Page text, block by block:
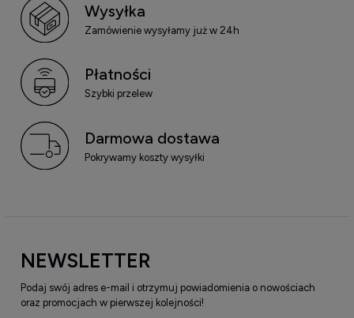
Wysyłka
Zamówienie wysyłamy już w 24h
Płatności
Szybki przelew
Darmowa dostawa
Pokrywamy koszty wysyłki
NEWSLETTER
Podaj swój adres e-mail i otrzymuj powiadomienia o nowościach
oraz promocjach w pierwszej kolejności!